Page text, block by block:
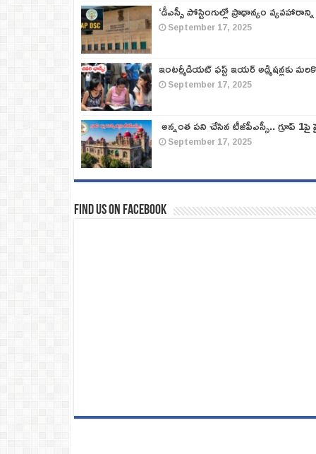
‘డీఎస్సీ పోస్టింగుల్లో ప్రాధాన్యం
September 17, 2025
ఇంటర్మీడియట్ ఫస్ట్‌ ఇయర్‌ అడ్మిషన్లకు
September 17, 2025
అన్నంత పని చేసిన టీజీపీఎస్సీ.. గ్రూప్‌
September 17, 2025
Find us on Facebook